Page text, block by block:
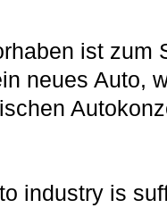
ist zum
neues Auto,
industry is